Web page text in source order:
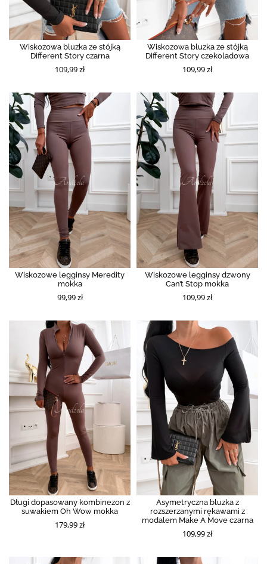
Wiskozowa bluzka ze stójką
Different Story czarna
109,99 zł
Wiskozowa bluzka ze stójką
Different Story czekoladowa
109,99 zł
Wiskozowe legginsy Meredity
mokka
99,99 zł
Wiskozowe legginsy dzwony
Can’t Stop mokka
109,99 zł
Długi dopasowany kombinezon z
suwakiem Oh Wow mokka
179,99 zł
Asymetryczna bluzka z
rozszerzanymi rękawami z
modalem Make A Move czarna
109,99 zł